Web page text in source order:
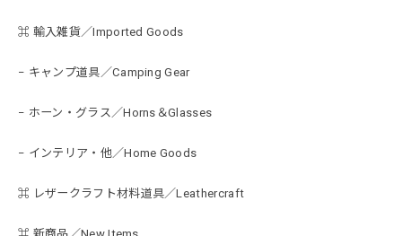
⌘ 輸入雑貨／Imported Goods
− キャンプ道具／Camping Gear
− ホーン・グラス／Horns＆Glasses
− インテリア・他／Home Goods
⌘ レザークラフト材料道具／Leathercraft